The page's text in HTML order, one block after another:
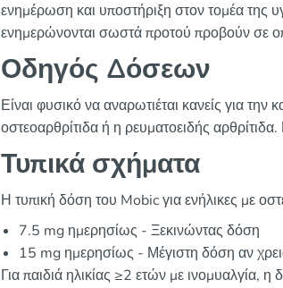
ενημέρωση και υποστήριξη στον τομέα της
ενημερώνονται σωστά προτού προβούν σε
Οδηγός Δόσεων
Είναι φυσικό να αναρωτιέται κανείς για
οστεοαρθρίτιδα ή η ρευματοειδής
Τυπικά σχήματα
Η τυπική δόση του Mobic για ενήλικες με
7.5 mg ημερησίως - Ξεκινώντας δόση
15 mg ημερησίως - Μέγιστη δόση αν
Για παιδιά ηλικίας ≥2 ετών με